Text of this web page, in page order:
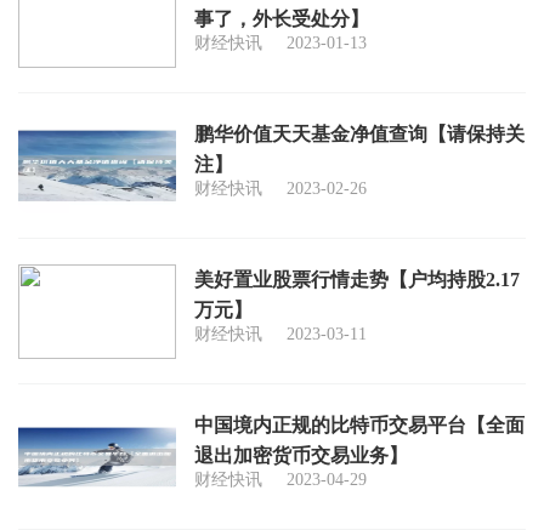
事了，外长受处分】
财经快讯 2023-01-13
鹏华价值天天基金净值查询【请保持关
注】
财经快讯 2023-02-26
美好置业股票行情走势【户均持股2.17
万元】
财经快讯 2023-03-11
中国境内正规的比特币交易平台【全面
退出加密货币交易业务】
财经快讯 2023-04-29